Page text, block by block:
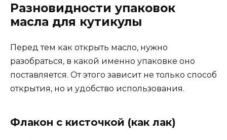
Разновидности упаковок
масла для кутикулы
Перед тем как открыть масло, нужно
разобраться, в какой именно упаковке оно
поставляется. От этого зависит не только способ
открытия, но и удобство использования.
Флакон с кисточкой (как лак)